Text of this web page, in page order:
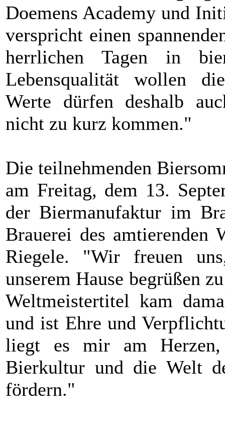
Doemens Academy und
verspricht einen
herrlichen Tagen in
Lebensqualität wollen
Werte dürfen deshalb
nicht zu kurz kommen."
Die teilnehmenden
am Freitag, dem 13.
der Biermanufaktur im
Brauerei des amtierenden
Riegele. "Wir freuen
unserem Hause begrüßen
Weltmeistertitel kam
und ist Ehre und
liegt es mir am
Bierkultur und die Welt
fördern."